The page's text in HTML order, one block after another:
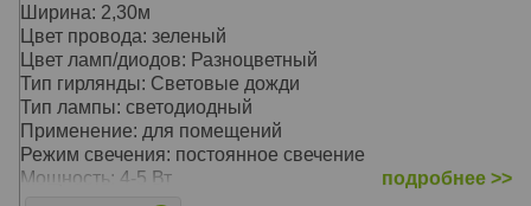
Ширина: 2,30м
Цвет провода: зеленый
Цвет ламп/диодов: Разноцветный
Тип гирлянды: Световые дожди
Тип лампы: светодиодный
Применение: для помещений
Режим свечения: постоянное свечение
Мощность: 4-5 Вт
подробнее >>